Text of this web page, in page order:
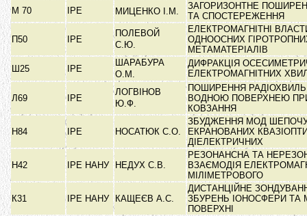
М 70
ІРЕ МИЦЕНКО І.М.
ЗАГОРИЗОНТНЕ
ТА СПОСТЕРЕЖЕННЯ
П50 ІРЕ
ПОЛЕВОЙ
С.Ю.
ЕЛЕКТРОМАГНІТНІ
ОДНООСНИХ
МЕТАМАТЕРІАЛІВ
Ш25
ІРЕ
ШАРАБУРА
О.М.
ДИФРАКЦІЯ
ЕЛЕКТРОМАГНІТНИХ
Л69 ІРЕ
ЛОГВІНОВ
Ю.Ф.
ПОШИРЕННЯ
ВОДНОЮ ПОВЕРХНЕЮ
КОВЗАННЯ
Н84 ІРЕ НОСАТЮК С.О.
ЗБУДЖЕННЯ МОД
ЕКРАНОВАНИХ
ДІЕЛЕКТРИЧНИХ
Н42 ІРЕ НАНУ НЕДУХ С.В.
РЕЗОНАНСНА ТА
ВЗАЄМОДІЯ
МІЛІМЕТРОВОГО
К31 ІРЕ НАНУ КАЩЕЄВ А.С.
ДИСТАНЦІЙНЕ
ЗБУРЕНЬ ІОНОСФЕРИ ТА
ПОВЕРХНІ